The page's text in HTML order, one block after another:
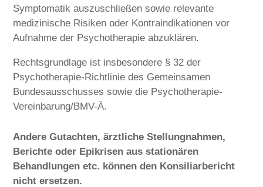
Symptomatik auszuschließen sowie relevante
medizinische Risiken oder Kontraindikationen vor
Aufnahme der Psychotherapie abzuklären.
Rechtsgrundlage ist insbesondere § 32 der
Psychotherapie-Richtlinie des Gemeinsamen
Bundesausschusses sowie die Psychotherapie-
Vereinbarung/BMV-Ä.
Andere Gutachten, ärztliche Stellungnahmen,
Berichte oder Epikrisen aus stationären
Behandlungen etc. können den Konsiliarbericht
nicht ersetzen.